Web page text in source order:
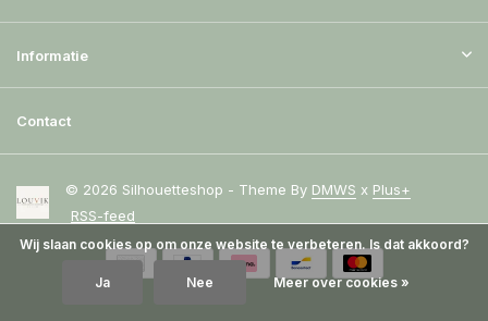
Informatie
Contact
© 2026 Silhouetteshop - Theme By DMWS x Plus+
RSS-feed
Wij slaan cookies op om onze website te verbeteren. Is dat akkoord?
Ja Nee Meer over cookies »